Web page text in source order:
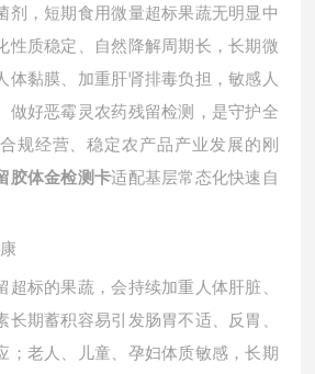
剂，短期食用微量超标果蔬无明显中
性质稳定、自然降解周期长，长期微
体黏膜、加重肝肾排毒负担，敏感人
做好恶霉灵农药残留检测，是守护全
规经营、稳定农产品产业发展的刚
胶体金检测卡适配基层常态化快速自
超标的果蔬，会持续加重人体肝脏、
长期蓄积容易引发肠胃不适、反胃、
；老人、儿童、孕妇体质敏感，长期